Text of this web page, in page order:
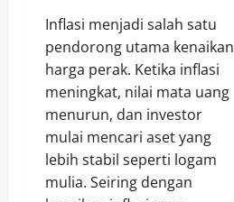
Inflasi menjadi salah satu
pendorong utama kenaikan
harga perak. Ketika inflasi
meningkat, nilai mata uang
menurun, dan investor
mulai mencari aset yang
lebih stabil seperti logam
mulia. Seiring dengan